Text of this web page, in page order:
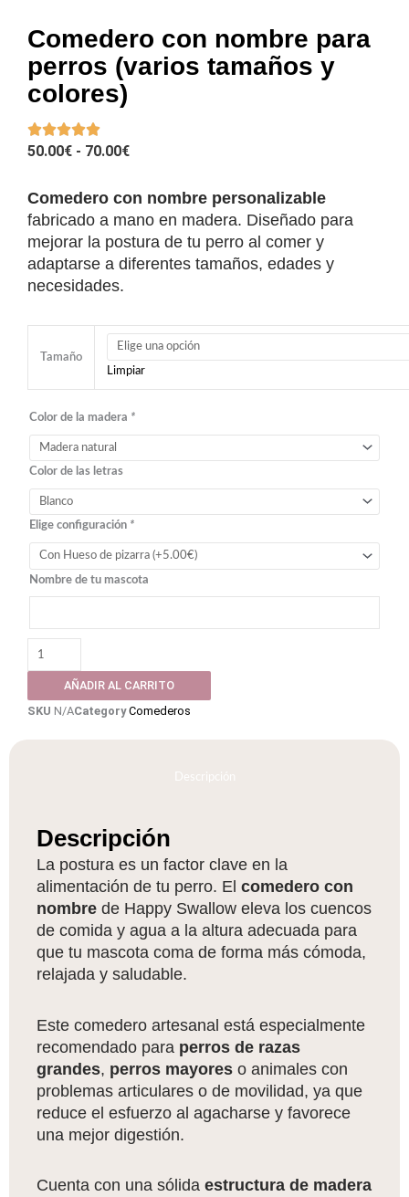
Comedero con nombre para
perros (varios tamaños y
colores)
50.00€ - 70.00€RANGO
PRECIOS:
50.00€
HASTA
70.00€
Comedero con nombre personalizable
fabricado a mano en madera. Diseñado para
mejorar la postura de tu perro al comer y
adaptarse a diferentes tamaños, edades y
necesidades.
Tamaño
Limpiar
Color de la madera *
Color de las letras
Elige configuración *
Nombre de tu mascota
con
perros
(varios
tamaños
colores)
cantidad
AÑADIR AL CARRITO
SKU N/ACategory Comederos
Descripción
Descripción
La postura es un factor clave en la
alimentación de tu perro. El comedero con
nombre de Happy Swallow eleva los cuencos
de comida y agua a la altura adecuada para
que tu mascota coma de forma más cómoda,
relajada y saludable.
Este comedero artesanal está especialmente
recomendado para perros de razas
grandes, perros mayores o animales con
problemas articulares o de movilidad, ya que
reduce el esfuerzo al agacharse y favorece
una mejor digestión.
Cuenta con una sólida estructura de madera